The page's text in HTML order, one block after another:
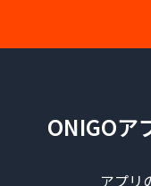
ONIGOア
アプリ